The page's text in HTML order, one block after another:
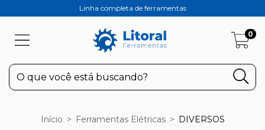
Linha completa de ferramentas
0
Início > Ferramentas Elétricas > DIVERSOS